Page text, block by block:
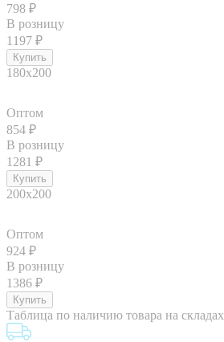
798 ₽
В розницу
1197 ₽
180x200
Оптом
854 ₽
В розницу
1281 ₽
200x200
Оптом
924 ₽
В розницу
1386 ₽
Таблица по наличию товара на складах